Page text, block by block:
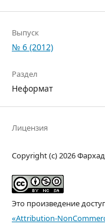
Выпуск
№ 6 (2012)
Раздел
Неформат
Лицензия
Copyright (c) 2026
Это произведение
«Attribution-